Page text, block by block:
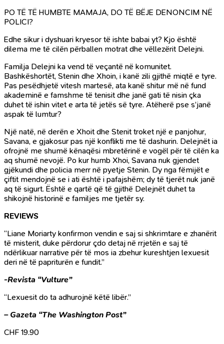
PO TË TË HUMBTE MAMAJA, DO TË BËJE DENONCIM NË
POLICI?
Edhe sikur i dyshuari kryesor të ishte babai yt? Kjo është
dilema me të cilën përballen motrat dhe vëllezërit Delejni.
Familja Delejni ka vend të veçantë në komunitet.
Bashkëshortët, Stenin dhe Xhoin, i kanë zili gjithë miqtë e tyre.
Pas pesëdhjetë vitesh martesë, ata kanë shitur më në fund
akademinë e famshme të tenisit dhe janë gati të nisin çka
duhet të ishin vitet e arta të jetës së tyre. Atëherë pse s’janë
aspak të lumtur?
Një natë, në derën e Xhoit dhe Stenit troket një e panjohur,
Savana, e gjakosur pas një konflikti me të dashurin. Delejnët ia
ofrojnë me shumë kënaqësi mbretërinë e vogël për të cilën ka
aq shumë nevojë. Po kur humb Xhoi, Savana nuk gjendet
gjëkundi dhe policia merr në pyetje Stenin. Dy nga fëmijët e
çiftit mendojnë se i ati është i pafajshëm; dy të tjerët nuk janë
aq të sigurt. Është e qartë që të gjithë Delejnët duhet ta
shikojnë historinë e familjes me tjetër sy.
REVIEWS
“Liane Moriarty konfirmon vendin e saj si shkrimtare e zhanërit
të misterit, duke përdorur çdo detaj në rrjetën e saj të
ndërlikuar narrative për të mos ia zbehur kureshtjen lexuesit
deri në të papriturën e fundit.”
-Revista “Vulture”
“Lexuesit do ta adhurojnë këtë libër.”
– Gazeta “The Washington Post”
CHF 19.90